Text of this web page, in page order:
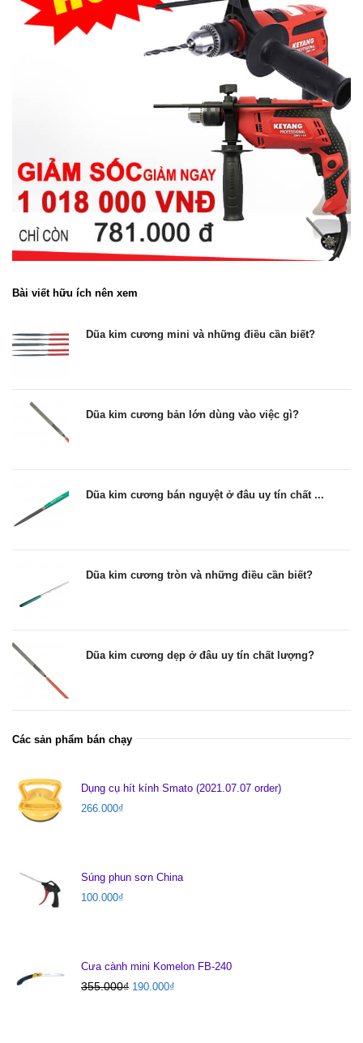
Bài viết hữu ích nên xem
Dũa kim cương mini và những điều cần biết?
Dũa kim cương bản lớn dùng vào việc gì?
Dũa kim cương bán nguyệt ở đâu uy tín chất ...
Dũa kim cương tròn và những điều cần biết?
Dũa kim cương dẹp ở đâu uy tín chất lượng?
Các sản phẩm bán chạy
Dụng cụ hít kính Smato (2021.07.07 order)
266.000₫
Súng phun sơn China
100.000₫
Cưa cành mini Komelon FB-240
355.000₫ 190.000₫